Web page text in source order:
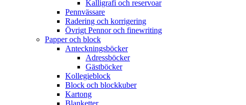
Kalligrafi och reservoar
Pennvässare
Radering och korrigering
Övrigt Pennor och finewriting
Papper och block
Anteckningsböcker
Adressböcker
Gästböcker
Kollegieblock
Block och blockkuber
Kartong
Blanketter